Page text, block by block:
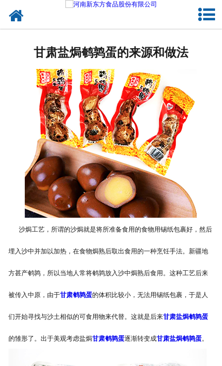
新闻资讯
关于新东方
加入新东方
联系我们
甘肃盐焗鹌鹑蛋的来源和做法
沙焗工艺，所谓的沙焗就是将所准备食用的食物用锡纸包裹好，然后
埋入沙中并加以加热，在食物焗熟后取出食用的一种烹饪手法。新疆地
方甚产鹌鹑，所以当地人常将鹌鹑放入沙中焗熟后食用。这种工艺后来
被传入中原，由于甘肃鹌鹑蛋的体积比较小，无法用锡纸包裹，于是人
们开始寻找与沙土相似的可食用物来代替。这就是后来甘肃盐焗鹌鹑蛋
的雏形了。出于美观考虑盐焗甘肃鹌鹑蛋逐渐转变成甘肃盐焗鹌鹑蛋。